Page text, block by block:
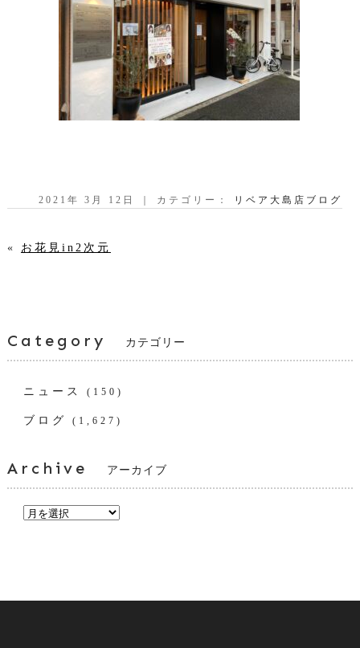
2021年 3月 12日 ｜ カテゴリー： リベア大島店ブログ
« お花見in2次元
Category カテゴリー
ニュース (150)
ブログ (1,627)
Archive アーカイブ